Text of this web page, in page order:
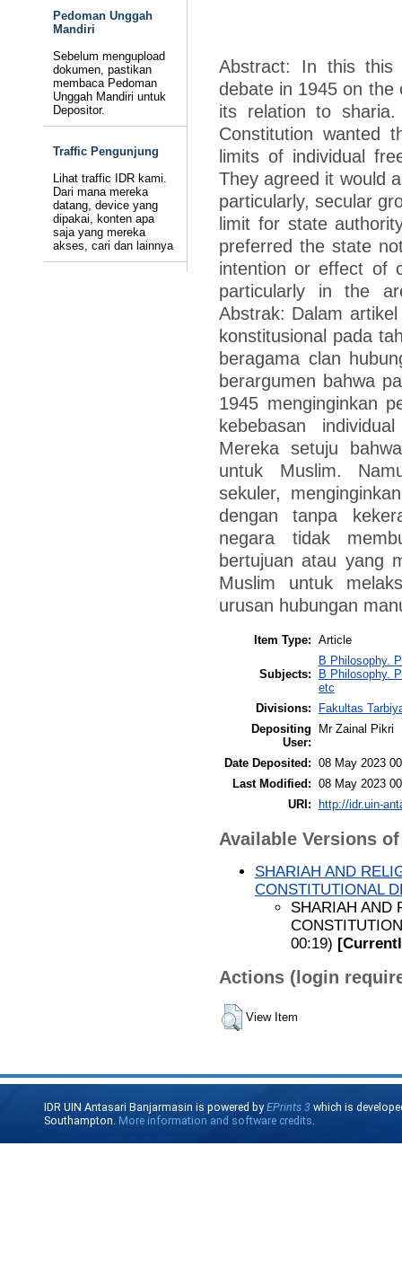
Pedoman Unggah
Mandiri
Sebelum mengupload
dokumen, pastikan
membaca Pedoman
Unggah Mandiri untuk
Depositor.
Traffic Pengunjung
Lihat traffic IDR kami.
Dari mana mereka
datang, device yang
dipakai, konten apa
saja yang mereka
akses, cari dan lainnya
Abstract: In this this
debate in 1945 on the
its relation to
Constitution wanted
limits of individual
They agreed it would
particularly, secular
limit for state
preferred the state
intention or effect of
particularly in the
Abstrak: Dalam
konstitusional pada
beragama clan
berargumen bahwa
1945 menginginkan
kebebasan
Mereka setuju
untuk Muslim.
sekuler,
dengan tanpa
negara tidak
bertujuan atau yang
Muslim untuk
urusan hubungan
Item Type: Article
Subjects:
B Philosophy.
B Philosophy.
etc
Divisions:
Fakultas
Depositing
User:
Mr Zainal Pikri
Date Deposited: 08 May 2023
Last Modified: 08 May 2023
URI: http://idr.uin-
Available Versions
SHARIAH AND
CONSTITUTIONAL
SHARIAH AND
00:19)
Actions (login
View Item
IDR UIN Antasari Banjarmasin is powered byEPrints 3 which is
Southampton. More information and software credits.